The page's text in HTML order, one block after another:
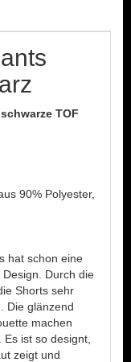
TOF
90% Polyester,
hat schon eine
Durch die
Shorts sehr
Die glänzend
machen
ist so designt,
zeigt und